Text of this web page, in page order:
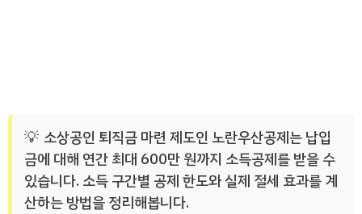
소상공인 퇴직금 마련 제도인 노란우산공제는 납입
금에 대해 연간 최대 600만 원까지 소득공제를 받을 수
있습니다. 소득 구간별 공제 한도와 실제 절세 효과를 계
산하는 방법을 정리해봅니다.